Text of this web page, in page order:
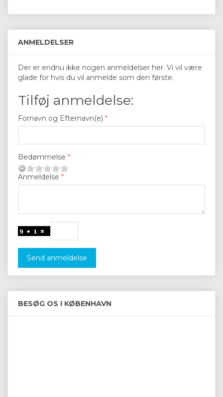
ANMELDELSER
Der er endnu ikke nogen anmeldelser her. Vi vil være
glade for hvis du vil anmelde som den første.
Tilføj anmeldelse:
Fornavn og Efternavn(e)
Bedømmelse
Anmeldelse
Send anmeldelse
BESØG OS I KØBENHAVN